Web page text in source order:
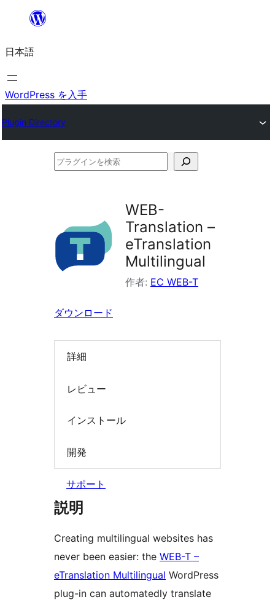
を
ス
キ
プ
日本語
WordPress を入手
Plugin Directory
プ
ン
検
WEB-
Translation –
eTranslation
Multilingual
作者: EC WEB-T
ダウンロード
詳細
レビュー
インストール
開発
サポート
説明
Creating multilingual websites has
never been easier: the WEB-T –
eTranslation Multilingual WordPress
plug-in can automatedly translate